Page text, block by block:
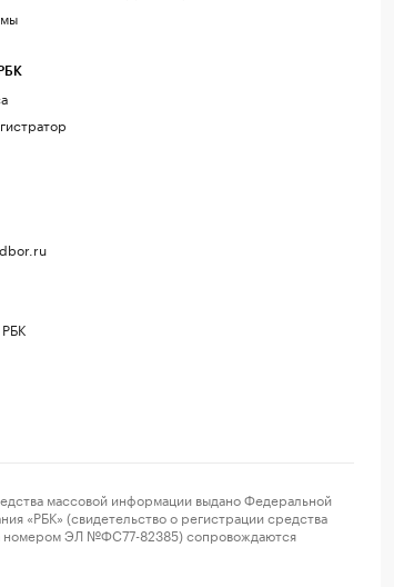
массовой информации выдано Федеральной
«РБК» (свидетельство о регистрации средства
номером ЭЛ №ФС77-82385) сопровождаются